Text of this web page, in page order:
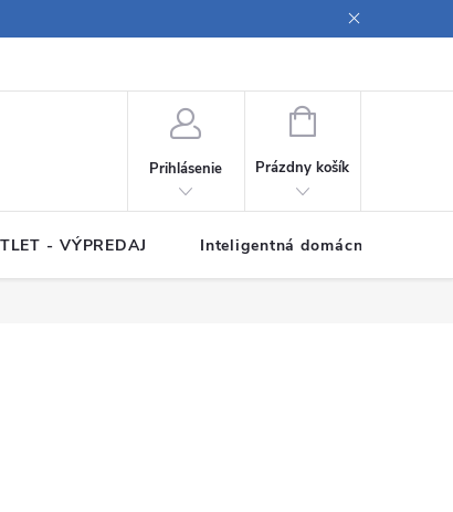
Prihlásenie
NÁKUPNÝ
Prázdny košík
- VÝPREDAJ Inteligentná domácnosť